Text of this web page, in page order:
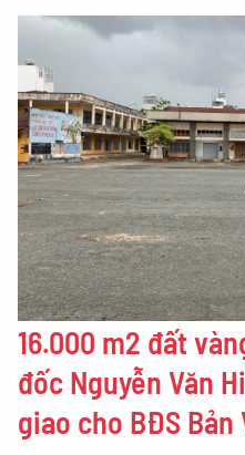
16.000 m2 đất
đốc Nguyễn Văn
giao cho BĐS Bản